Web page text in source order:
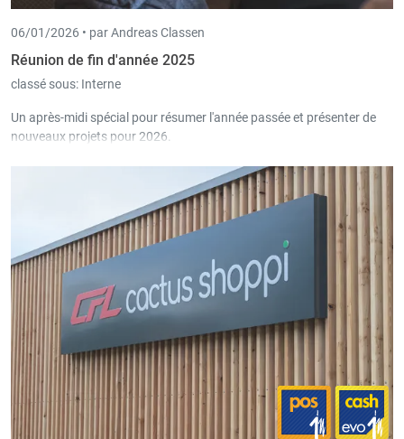
06/01/2026 • par Andreas Classen
Réunion de fin d'année 2025
classé sous: Interne
Un après-midi spécial pour résumer l'année passée et présenter de
nouveaux projets pour 2026.